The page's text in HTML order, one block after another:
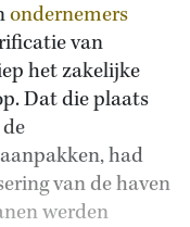
ondernemers
van
het zakelijke
Dat die plaats
had
van de haven
werden